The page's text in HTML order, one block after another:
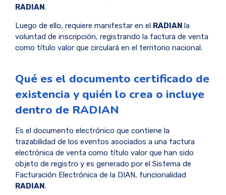
RADIAN.
Luego de ello, requiere manifestar en el RADIAN la
voluntad de inscripción, registrando la factura de venta
como título valor que circulará en el territorio nacional.
Qué es el documento certificado de
existencia y quién lo crea o incluye
dentro de RADIAN
Es el documento electrónico que contiene la
trazabilidad de los eventos asociados a una factura
electrónica de venta como título valor que han sido
objeto de registro y es generado por el Sistema de
Facturación Electrónica de la DIAN, funcionalidad
RADIAN.